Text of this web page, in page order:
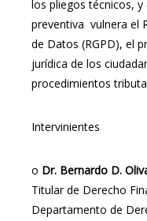
los pliegos técnicos, y
preventiva vulnera el
de Datos (RGPD), el
jurídica de los
procedimientos
Intervinientes
o Dr. Bernardo D.
Titular de Derecho
Departamento de